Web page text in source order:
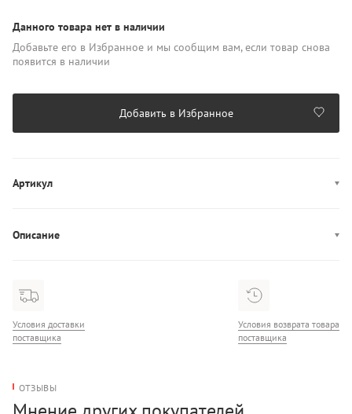
Данного товара нет в наличии
Добавьте его в Избранное и мы сообщим вам, если товар снова
появится в наличии
Добавить в Избранное
Артикул
Описание
хранения ваших банкнот, кредитных карт и удостоверения
личности. Клапан и застежка-кнопка аксессуара украшены новой
сферической фурнитурой с гальваническим покрытием,
воплощающей главный символ Furla.
Условия доставки
поставщика
Условия возврата товара
поставщика
ОТЗЫВЫ